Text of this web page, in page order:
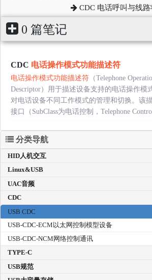
CDC 电话呼叫与线
0 篇笔记
CDC 电话操作模式功能描述符
电话操作模式功能描述符 （Telephone
Descriptor）用于描述设备支持的电话操作模
对电话设备不同工作模式的管理和切换。该
接口（SubClass为电话控制，Telephone
分类导航
HID人机交互
Linux&USB
UAC音频
CDC
USB CDC
USB-CDC-ECM以太网控制模型设备
USB-CDC-NCM网络控制通讯
TYPE-C
USB规范